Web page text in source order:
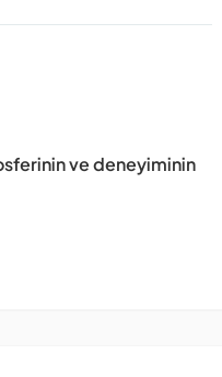
ve deneyiminin